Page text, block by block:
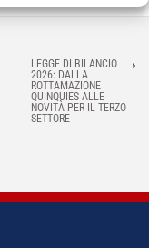
LEGGE DI BILANCIO
2026: DALLA
ROTTAMAZIONE
QUINQUIES ALLE
NOVITÀ PER IL TERZO
SETTORE